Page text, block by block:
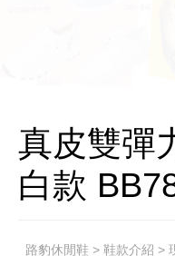
真皮雙彈
白款
路豹休閒鞋 > 鞋款介紹 >